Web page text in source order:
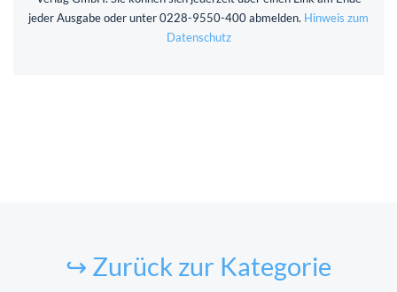
jeder Ausgabe oder unter 0228-9550-400 abmelden. Hinweis zum
Datenschutz
↪ Zurück zur Kategorie